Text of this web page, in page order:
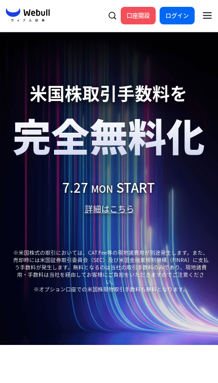
口座開設 ログイン
米国株取引手数料を​
完全無料化​
7.27 MON START
詳細はこちら​
※米国株式の取引においては、CAT Fee等の現地諸費用が別途発生します。また、
売却時には米国証券取引委員会（SEC）及び米国金融業規制機構（FINRA）に支払
う手数料が発生します。無料となるのは当社の取引手数料のみであり、現地諸費
用・手数料は当社を経由してお客様にご負担をいただきますのでご注意くださ
い。
※オプション口座での米国株現物取引手数料も無料となります。